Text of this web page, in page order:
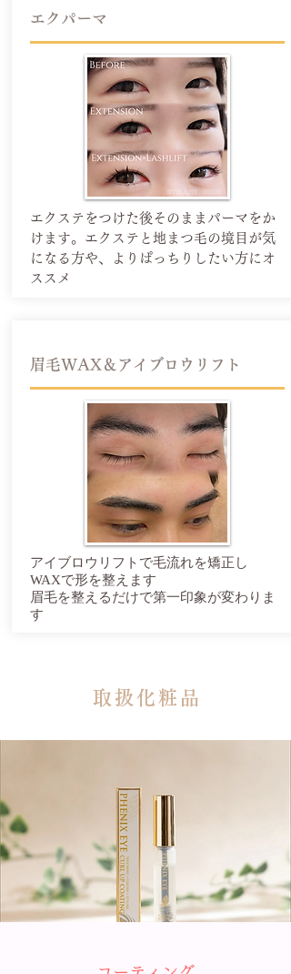
​エクパーマ
エクステをつけた後そのままパーマをか
けます。エクステと地まつ毛の境目が気
になる方や、よりぱっちりしたい方にオ
ススメ
​眉毛WAX＆アイブロウリフト
アイブロウリフトで毛流れを矯正し
WAXで形を整えます
​眉毛を整えるだけで第一印象が変わりま
す
取扱化粧品